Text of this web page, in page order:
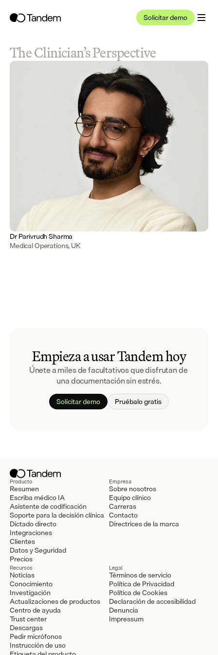
Solicitar demo
The Clinician’s Perspective
Dr Parivrudh Sharma
Medical Operations, UK
Empieza a usar Tandem hoy
Únete a miles de facultativos que disfrutan de
una documentación sin estrés.
Solicitar demo Pruébalo gratis
Producto
Resumen
Escriba médico IA
Asistente de codificación
Soporte para la decisión clínica
Dictado directo
Integraciones
Clientes
Datos y Seguridad
Precios
Empresa
Sobre nosotros
Equipo clínico
Carreras
Contacto
Directrices de la marca
Recursos
Noticias
Conocimiento
Investigación
Actualizaciones de productos
Centro de ayuda
Trust center
Descargas
Pedir micrófonos
Instrucción de uso
Legal
Términos de servicio
Política de Privacidad
Política de Cookies
Declaración de accesibilidad
Denuncia
Impressum